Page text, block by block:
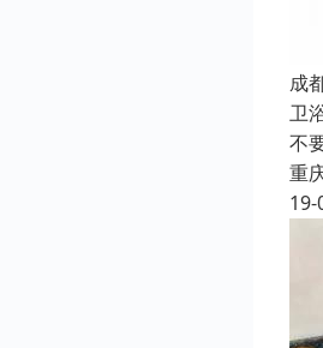
成
卫
不
重
19-